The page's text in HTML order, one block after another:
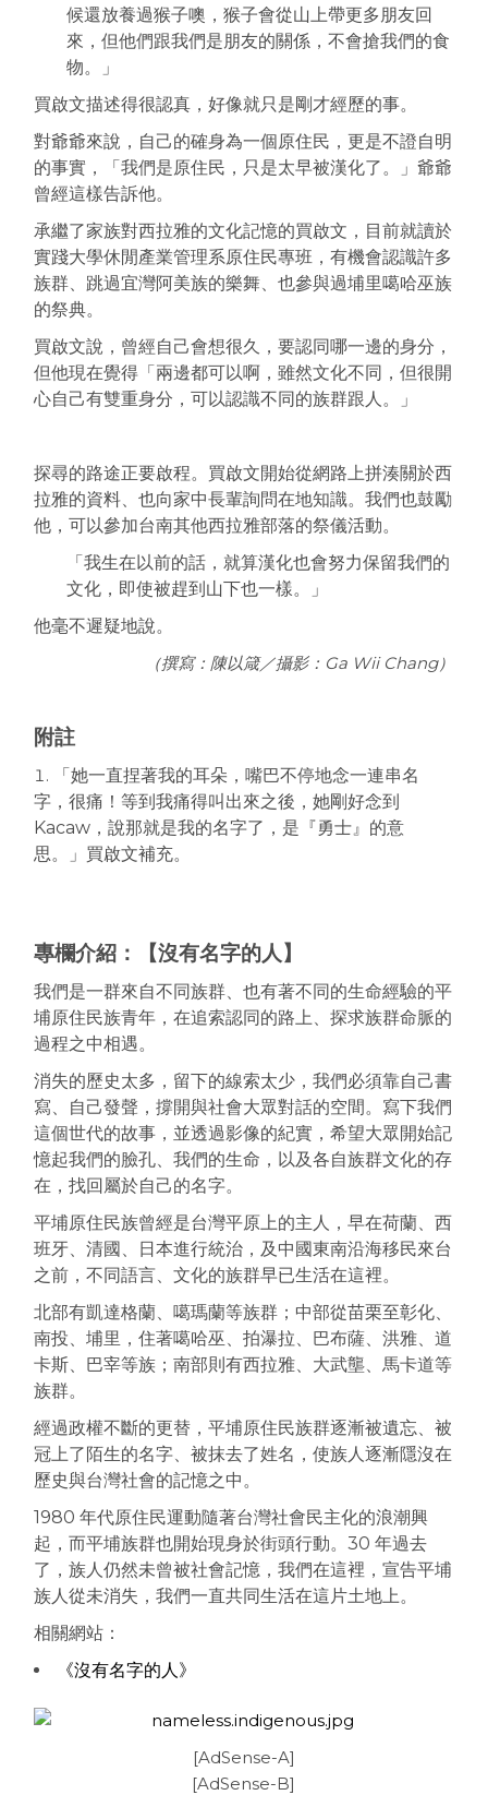
候還放養過猴子噢，猴子會從山上帶更多朋友回
來，但他們跟我們是朋友的關係，不會搶我們的食
物。」
買啟文描述得很認真，好像就只是剛才經歷的事。
對爺爺來說，自己的確身為一個原住民，更是不證自明
的事實，「我們是原住民，只是太早被漢化了。」爺爺
曾經這樣告訴他。
承繼了家族對西拉雅的文化記憶的買啟文，目前就讀於
實踐大學休閒產業管理系原住民專班，有機會認識許多
族群、跳過宜灣阿美族的樂舞、也參與過埔里噶哈巫族
的祭典。
買啟文說，曾經自己會想很久，要認同哪一邊的身分，
但他現在覺得「兩邊都可以啊，雖然文化不同，但很開
心自己有雙重身分，可以認識不同的族群跟人。」
探尋的路途正要啟程。買啟文開始從網路上拼湊關於西
拉雅的資料、也向家中長輩詢問在地知識。我們也鼓勵
他，可以參加台南其他西拉雅部落的祭儀活動。
「我生在以前的話，就算漢化也會努力保留我們的
文化，即使被趕到山下也一樣。」
他毫不遲疑地說。
（撰寫：陳以箴／攝影：Ga Wii Chang）
附註
「她一直捏著我的耳朵，嘴巴不停地念一連串名
字，很痛！等到我痛得叫出來之後，她剛好念到
Kacaw，說那就是我的名字了，是『勇士』的意
思。」買啟文補充。
專欄介紹：【沒有名字的人】
我們是一群來自不同族群、也有著不同的生命經驗的平
埔原住民族青年，在追索認同的路上、探求族群命脈的
過程之中相遇。
消失的歷史太多，留下的線索太少，我們必須靠自己書
寫、自己發聲，撐開與社會大眾對話的空間。寫下我們
這個世代的故事，並透過影像的紀實，希望大眾開始記
憶起我們的臉孔、我們的生命，以及各自族群文化的存
在，找回屬於自己的名字。
平埔原住民族曾經是台灣平原上的主人，早在荷蘭、西
班牙、清國、日本進行統治，及中國東南沿海移民來台
之前，不同語言、文化的族群早已生活在這裡。
北部有凱達格蘭、噶瑪蘭等族群；中部從苗栗至彰化、
南投、埔里，住著噶哈巫、拍瀑拉、巴布薩、洪雅、道
卡斯、巴宰等族；南部則有西拉雅、大武壟、馬卡道等
族群。
經過政權不斷的更替，平埔原住民族群逐漸被遺忘、被
冠上了陌生的名字、被抹去了姓名，使族人逐漸隱沒在
歷史與台灣社會的記憶之中。
1980 年代原住民運動隨著台灣社會民主化的浪潮興
起，而平埔族群也開始現身於街頭行動。30 年過去
了，族人仍然未曾被社會記憶，我們在這裡，宣告平埔
族人從未消失，我們一直共同生活在這片土地上。
相關網站：
《沒有名字的人》
[AdSense-A]
[AdSense-B]